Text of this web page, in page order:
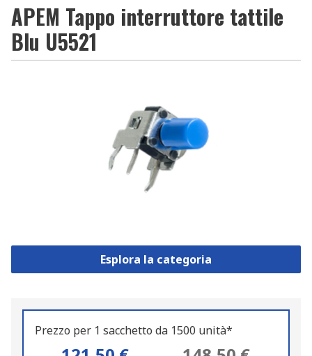
APEM Tappo interruttore tattile
Blu U5521
Esplora la categoria
Prezzo per 1 sacchetto da 1500 unità*